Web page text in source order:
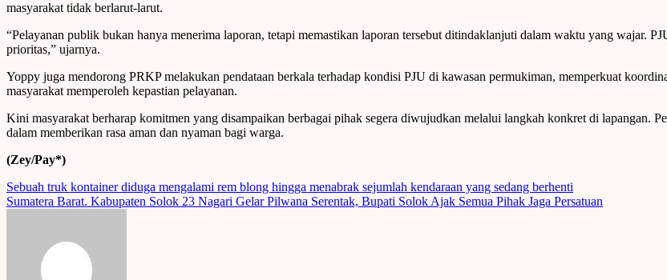
masyarakat tidak berlarut-larut.
“Pelayanan publik bukan hanya menerima laporan, tetapi memastikan laporan tersebut ditindaklanjuti dalam waktu yang wajar.
prioritas,” ujarnya.
Yoppy juga mendorong PRKP melakukan pendataan berkala terhadap kondisi PJU di kawasan permukiman, memperkuat
masyarakat memperoleh kepastian pelayanan.
Kini masyarakat berharap komitmen yang disampaikan berbagai pihak segera diwujudkan melalui langkah konkret di lapangan.
dalam memberikan rasa aman dan nyaman bagi warga.
(Zey/Pay*)
Post
navigation
Sebuah truk kontainer diduga mengalami rem blong hingga menabrak sejumlah kendaraan yang sedang berhenti
Sumatera Barat. Kabupaten Solok 23 Nagari Gelar Pilwana Serentak, Bupati Solok Ajak Semua Pihak Jaga Persatuan